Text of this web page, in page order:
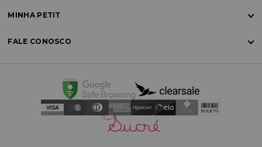
MINHA PETIT
FALE CONOSCO